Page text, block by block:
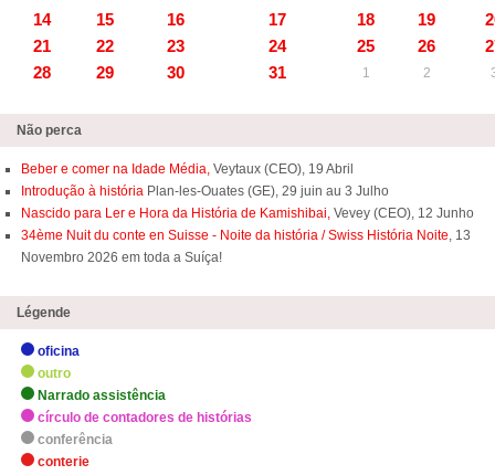
14
15 16 17 18 19
21
22 23 24 25 26
28
29 30 31 1 2
Não perca
Beber e comer na Idade Média, Veytaux (CEO), 19 Abril
Introdução à história Plan-les-Ouates (GE), 29 juin au 3 Julho
Nascido para Ler e Hora da História de Kamishibai, Vevey (CEO), 12 Junho
34ème Nuit du conte en Suisse - Noite da história / Swiss História Noite, 13
Novembro 2026 em toda a Suíça!
Légende
oficina
outro
Narrado assistência
círculo de contadores de histórias
conferência
conterie